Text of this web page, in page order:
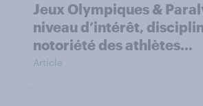
Jeux Olympiques &
niveau d’intérêt,
notoriété des athlètes…
Article